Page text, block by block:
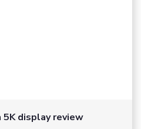
display review